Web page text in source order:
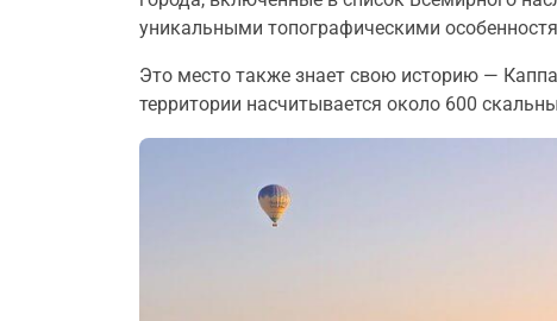
уникальными топографическими
Это место также знает свою историю —
территории насчитывается около 600